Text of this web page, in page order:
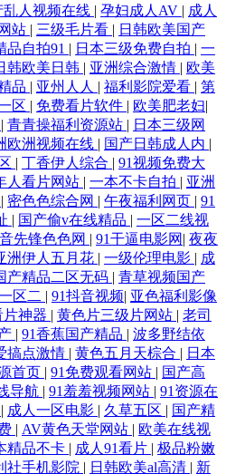
乱人视频在线 | 孕妇成人AV | 成人
站 | 三级毛片看 | 日韩欧美国产
品自拍91 | 日本三级免费自拍 | 一
韩欧美日韩 | 亚洲综合激情 | 欧美
品 | 亚州人人 | 福利影院爱看 | 第
区 | 免费看片软件 | 欧美肥老妇|
| 青青操福利资源站 | 日本三级网
欧洲视频在线 | 国产日韩成人内 |
| 丁香伊人综合 | 91视频免费大
人看片网站 | 一本不卡自拍 | 亚洲
| 密色色综合网 | 午夜福利网页 | 91
| 国产偷v在线精品 | 一区二线视
先锋色色网 | 91干逼电影网 | 夜夜
洲伊人五月花 | 一级伦理电影 | 成
产精品二区无码 | 青草视频国产
区二 | 91抖音视频| 亚色福利影像
片神器 | 黄色片三级片网站 | 老司
| 91香蕉国产精品 | 波多野结依
搞点激情 | 黄色五月天棕合 | 日本
首页 | 91免费观看网站 | 国产高
导航 | 91羞羞视频网站 | 91资源在
| 成人一区电影 | 久草五区 | 国产精
| AV黄色天堂网站 | 欧美在线视
精品不卡 | 成人91看片 | 极品粉嫩
社手机影院 | 日韩欧美al高清 | 新